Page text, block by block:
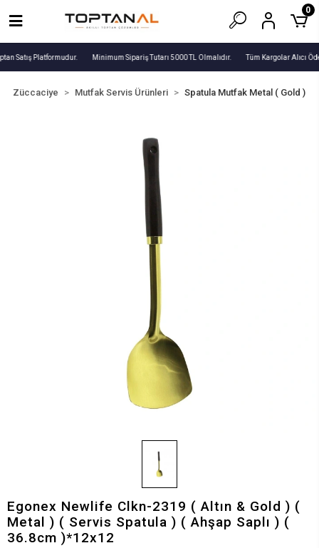
Satış Platformudur. Minimum Sipariş Tutarı 5000 TL Olmalıdır. Tüm Kargolar Alıcı
0
Züccaciye Mutfak Servis Ürünleri Spatula Mutfak Metal ( Gold )
Egonex Newlife Clkn-2319 ( Altın & Gold ) (
Metal ) ( Servis Spatula ) ( Ahşap Saplı ) (
36.8cm )*12x12